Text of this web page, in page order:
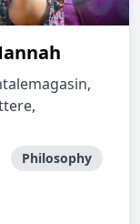
Philosophy